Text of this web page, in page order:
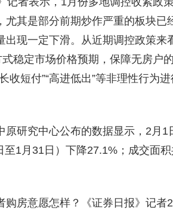
其是部分前期炒作严重的板块已
现一定下滑。从近期调控政策来
稳定市场价格预期，保障无房户
短付”“高进低出”等非理性行为
研究中心公布的数据显示，2月1
1月31日）下降27.1%；成交面
房意愿怎样？《证券日报》记者